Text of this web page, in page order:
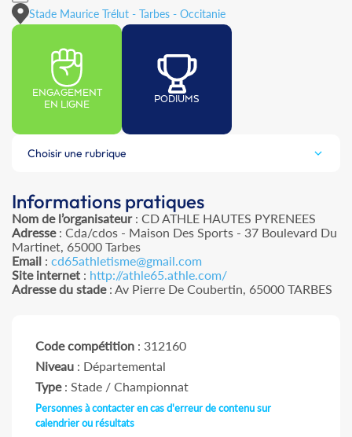
Stade Maurice Trélut - Tarbes - Occitanie
ENGAGEMENT
EN LIGNE
PODIUMS
Choisir une rubrique
Informations pratiques
Nom de l’organisateur: CD ATHLE HAUTES PYRENEES
Adresse: Cda/cdos - Maison Des Sports - 37 Boulevard Du
Martinet, 65000 Tarbes
Email : cd65athletisme@gmail.com
Site internet : http://athle65.athle.com/
Adresse du stade: Av Pierre De Coubertin, 65000 TARBES
Code compétition : 312160
Niveau : Départemental
Type: Stade / Championnat
Personnes à contacter en cas d'erreur de contenu sur
calendrier ou résultats